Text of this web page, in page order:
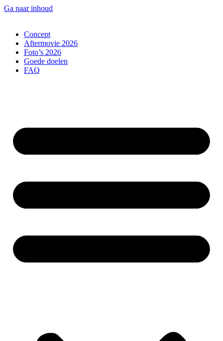
Ga naar inhoud
Concept
Aftermovie 2026
Foto’s 2026
Goede doelen
FAQ